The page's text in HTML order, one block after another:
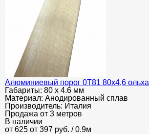
Алюминиевый порог 0Т81 80х4,6 ольха
Габариты: 80 х 4.6 мм
Материал: Анодированный сплав
Производитель: Италия
Продажа от 3 метров
В наличии
от 625 от 397 руб. / 0.9м